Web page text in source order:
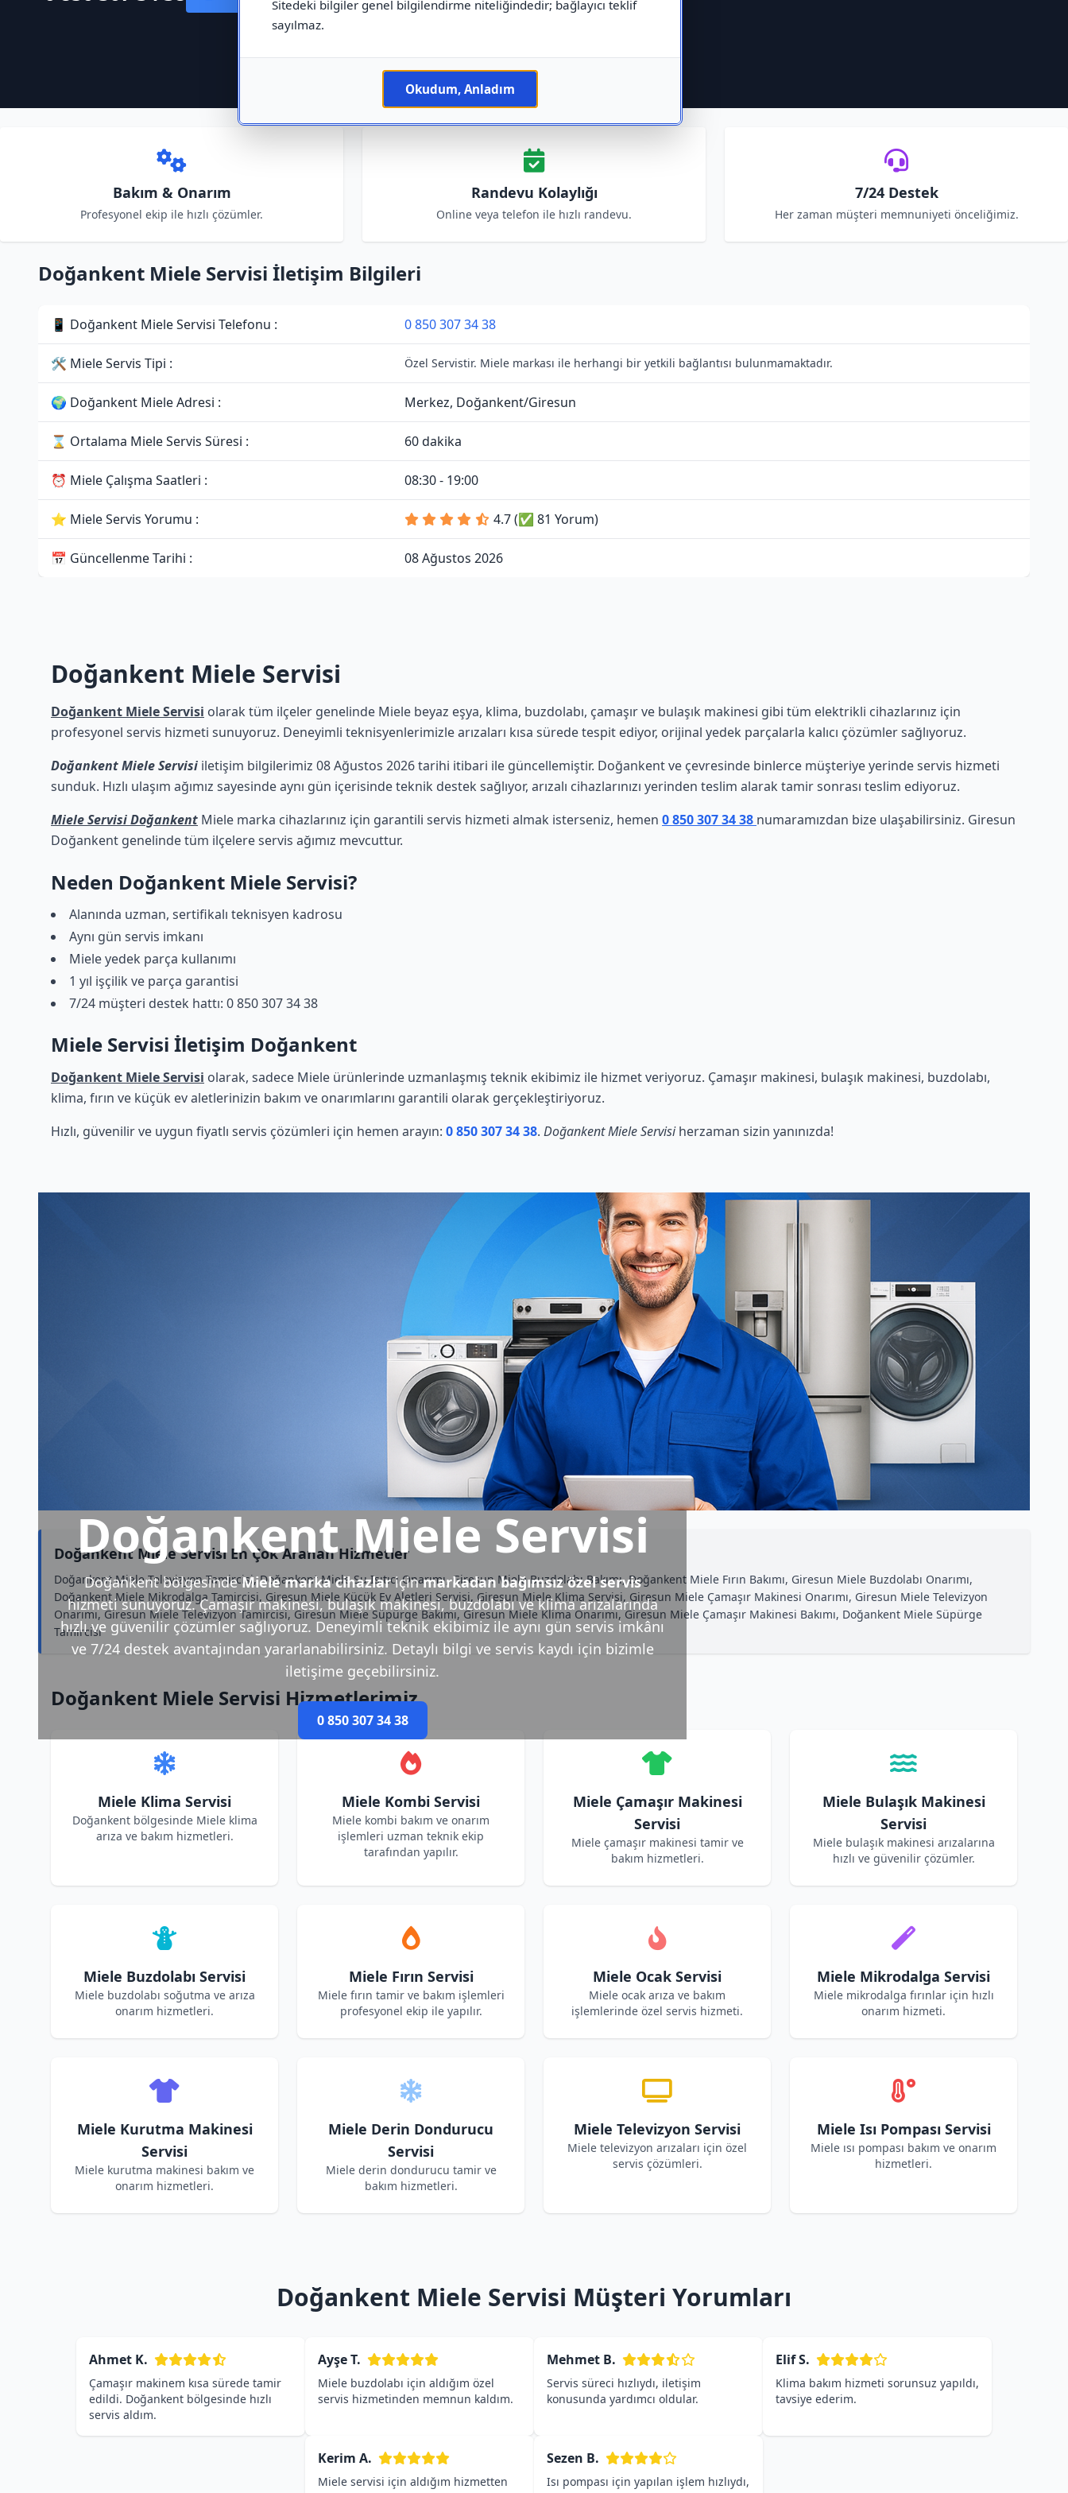
Sitedeki bilgiler genel bilgilendirme niteliğindedir; bağlayıcı teklif
sayılmaz.
Okudum, Anladım
Bakım & Onarım
Profesyonel ekip ile hızlı çözümler.
Randevu Kolaylığı
Online veya telefon ile hızlı randevu.
7/24 Destek
Her zaman müşteri memnuniyeti önceliğimiz.
Doğankent Miele Servisi İletişim Bilgileri
📱 Doğankent Miele Servisi Telefonu : 0 850 307 34 38
🛠 Miele Servis Tipi : Özel Servistir. Miele markası ile herhangi bir yetkili bağlantısı bulunmamaktadır.
🌍 Doğankent Miele Adresi : Merkez, Doğankent/Giresun
⌛ Ortalama Miele Servis Süresi : 60 dakika
⏰ Miele Çalışma Saatleri : 08:30 - 19:00
⭐ Miele Servis Yorumu : 4.7 (✅ 81 Yorum)
📅 Güncellenme Tarihi : 08 Ağustos 2026
Doğankent Miele Servisi
Doğankent Miele Servisi olarak tüm ilçeler genelinde Miele beyaz eşya, klima, buzdolabı, çamaşır ve bulaşık makinesi gibi tüm elektrikli cihazlarınız için
profesyonel servis hizmeti sunuyoruz. Deneyimli teknisyenlerimizle arızaları kısa sürede tespit ediyor, orijinal yedek parçalarla kalıcı çözümler sağlıyoruz.
Doğankent Miele Servisi iletişim bilgilerimiz 08 Ağustos 2026 tarihi itibari ile güncellemiştir. Doğankent ve çevresinde binlerce müşteriye yerinde servis hizmeti
sunduk. Hızlı ulaşım ağımız sayesinde aynı gün içerisinde teknik destek sağlıyor, arızalı cihazlarınızı yerinden teslim alarak tamir sonrası teslim ediyoruz.
Miele Servisi Doğankent Miele marka cihazlarınız için garantili servis hizmeti almak isterseniz, hemen 0 850 307 34 38 numaramızdan bize ulaşabilirsiniz. Giresun
Doğankent genelinde tüm ilçelere servis ağımız mevcuttur.
Neden Doğankent Miele Servisi?
Alanında uzman, sertifikalı teknisyen kadrosu
Aynı gün servis imkanı
Miele yedek parça kullanımı
1 yıl işçilik ve parça garantisi
7/24 müşteri destek hattı: 0 850 307 34 38
Miele Servisi İletişim Doğankent
Doğankent Miele Servisi olarak, sadece Miele ürünlerinde uzmanlaşmış teknik ekibimiz ile hizmet veriyoruz. Çamaşır makinesi, bulaşık makinesi, buzdolabı,
klima, fırın ve küçük ev aletlerinizin bakım ve onarımlarını garantili olarak gerçekleştiriyoruz.
Hızlı, güvenilir ve uygun fiyatlı servis çözümleri için hemen arayın: 0 850 307 34 38. Doğankent Miele Servisiherzaman sizin yanınızda!
Doğankent Miele Servisi
Doğankent bölgesindeMiele marka cihazlariçinmarkadan bağımsız özel servis
hizmeti sunuyoruz. Çamaşır makinesi, bulaşık makinesi, buzdolabı ve klima arızalarında
hızlı ve güvenilir çözümler sağlıyoruz. Deneyimli teknik ekibimiz ile aynı gün servis imkânı
ve 7/24 destek avantajından yararlanabilirsiniz. Detaylı bilgi ve servis kaydı için bizimle
iletişime geçebilirsiniz.
0 850 307 34 38
Doğankent Miele Servisi En Çok Aranan Hizmetler
Doğankent Miele Televizyon Tamircisi, Doğankent Miele Su Isıtıcı Onarımı, Giresun Miele Buzdolabı Bakımı, Doğankent Miele Fırın Bakımı, Giresun Miele Buzdolabı Onarımı,
Doğankent Miele Mikrodalga Tamircisi, Giresun Miele Küçük Ev Aletleri Servisi, Giresun Miele Klima Servisi, Giresun Miele Çamaşır Makinesi Onarımı, Giresun Miele Televizyon
Onarımı, Giresun Miele Televizyon Tamircisi, Giresun Miele Süpürge Bakımı, Giresun Miele Klima Onarımı, Giresun Miele Çamaşır Makinesi Bakımı, Doğankent Miele Süpürge
Tamircisi
Doğankent Miele Servisi Hizmetlerimiz
Miele Klima Servisi
Doğankent bölgesinde Miele klima
arıza ve bakım hizmetleri.
Miele Kombi Servisi
Miele kombi bakım ve onarım
işlemleri uzman teknik ekip
tarafından yapılır.
Miele Çamaşır Makinesi
Servisi
Miele çamaşır makinesi tamir ve
bakım hizmetleri.
Miele Bulaşık Makinesi
Servisi
Miele bulaşık makinesi arızalarına
hızlı ve güvenilir çözümler.
Miele Buzdolabı Servisi
Miele buzdolabı soğutma ve arıza
onarım hizmetleri.
Miele Fırın Servisi
Miele fırın tamir ve bakım işlemleri
profesyonel ekip ile yapılır.
Miele Ocak Servisi
Miele ocak arıza ve bakım
işlemlerinde özel servis hizmeti.
Miele Mikrodalga Servisi
Miele mikrodalga fırınlar için hızlı
onarım hizmeti.
Miele Kurutma Makinesi
Servisi
Miele kurutma makinesi bakım ve
onarım hizmetleri.
Miele Derin Dondurucu
Servisi
Miele derin dondurucu tamir ve
bakım hizmetleri.
Miele Televizyon Servisi
Miele televizyon arızaları için özel
servis çözümleri.
Miele Isı Pompası Servisi
Miele ısı pompası bakım ve onarım
hizmetleri.
Doğankent Miele Servisi Müşteri Yorumları
Ahmet K.
Çamaşır makinem kısa sürede tamir
edildi. Doğankent bölgesinde hızlı
servis aldım.
Ayşe T.
Miele buzdolabı için aldığım özel
servis hizmetinden memnun kaldım.
Mehmet B.
Servis süreci hızlıydı, iletişim
konusunda yardımcı oldular.
Elif S.
Klima bakım hizmeti sorunsuz yapıldı,
tavsiye ederim.
Kerim A.
Miele servisi için aldığım hizmetten
Sezen B.
Isı pompası için yapılan işlem hızlıydı,